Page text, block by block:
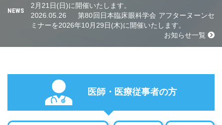
NEWS
2月21日(日)に開催いたします。
2026.05.26
第80回日本臨床眼科学会 アフターヌーンセ
ミナーを2026年10月29日(木)に開催いたします。
お知らせ一覧
医師・医療従事者の方